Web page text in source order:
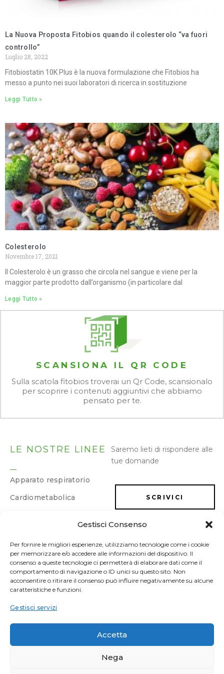
Gestisci Consenso
Per fornire le migliori esperienze, utilizziamo tecnologie come i cookie
per memorizzare e/o accedere alle informazioni del dispositivo. Il
consenso a queste tecnologie ci permetterà di elaborare dati come il
comportamento di navigazione o ID unici su questo sito. Non
acconsentire o ritirare il consenso può influire negativamente su alcune
caratteristiche e funzioni.
Gestisci servizi
Accetta
Nega
La Nuova Proposta Fitobios quando il colesterolo “va fuori
controllo”
Luglio 28, 2022
Fitobiostatin 10K Plus è la nuova formulazione che Fitobios ha
messo a punto nei suoi laboratori di ricerca in sostituzione
Leggi Tutto »
Colesterolo
Novembre 17, 2021
Il Colesterolo è un grasso che circola nel sangue e viene per la
maggior parte prodotto dall’organismo (in particolare dal
Leggi Tutto »
SCANSIONA IL QR CODE
Sulla scatola fitobios troverai un Qr Code, scansionalo
per scoprire i contenuti aggiuntivi che abbiamo
pensato per te.
LE NOSTRE LINEE
Apparato respiratorio
Cardiometabolica
Energia e memoria
Gastrointestinale
Ginecologica/Urologica
Osteoarticolare
Sonno e umore
Sport
Saremo lieti di rispondere alle
tue domande
SCRIVICI
LAVORA CON NOI